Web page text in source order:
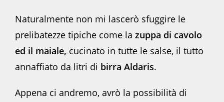
Naturalmente non mi lascerò sfuggire le
prelibatezze tipiche come la zuppa di cavolo
ed il maiale, cucinato in tutte le salse, il tutto
annaffiato da litri di birra Aldaris.
Appena ci andremo, avrò la possibilità di